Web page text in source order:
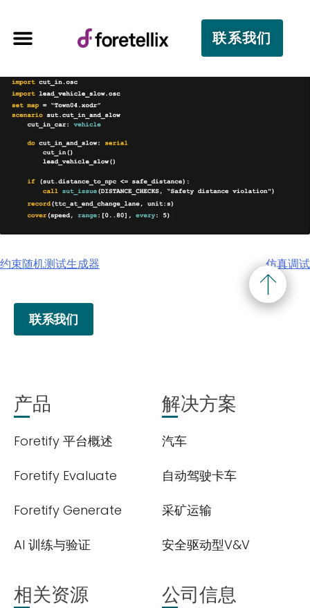
联系我们
约束随机测试生成器 仿真调试
联系我们
产品
Foretify 平台概述
Foretify Evaluate
Foretify Generate
AI 训练与验证
解决方案
汽车
自动驾驶卡车
采矿运输
安全驱动型V&V
相关资源 公司信息
Subscribe
newsletter​